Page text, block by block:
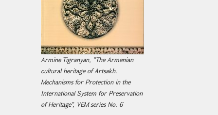
Armine Tigranyan, "The Armenian
cultural heritage of Artsakh.
Mechanisms for Protection in the
International System for Preservation
of Heritage", VEM series No. 6